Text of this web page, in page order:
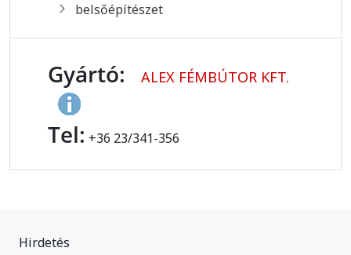
belsőépítészet
Gyártó: ALEX FÉMBÚTOR KFT.
Tel: +36 23/341-356
Hirdetés